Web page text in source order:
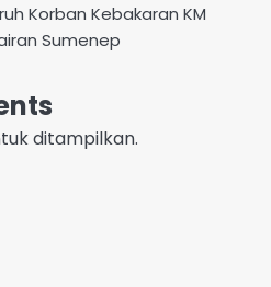
Korban Kebakaran KM
Sumenep
ditampilkan.